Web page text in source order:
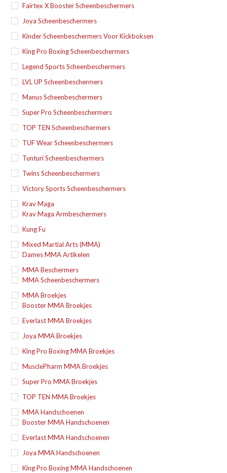
Fairtex X Booster Scheenbeschermers
Joya Scheenbeschermers
Kinder Scheenbeschermers Voor Kickboksen
King Pro Boxing Scheenbeschermers
Legend Sports Scheenbeschermers
LVL UP Scheenbeschermers
Manus Scheenbeschermers
Super Pro Scheenbeschermers
TOP TEN Scheenbeschermers
TUF Wear Scheenbeschermers
Tunturi Scheenbeschermers
Twins Scheenbeschermers
Victory Sports Scheenbeschermers
Krav Maga
Krav Maga Armbeschermers
Kung Fu
Mixed Martial Arts (MMA)
Dames MMA Artikelen
MMA Beschermers
MMA Scheenbeschermers
MMA Broekjes
Booster MMA Broekjes
Everlast MMA Broekjes
Joya MMA Broekjes
King Pro Boxing MMA Broekjes
MusclePharm MMA Broekjes
Super Pro MMA Broekjes
TOP TEN MMA Broekjes
MMA Handschoenen
Booster MMA Handschoenen
Everlast MMA Handschoenen
Joya MMA Handschoenen
King Pro Boxing MMA Handschoenen